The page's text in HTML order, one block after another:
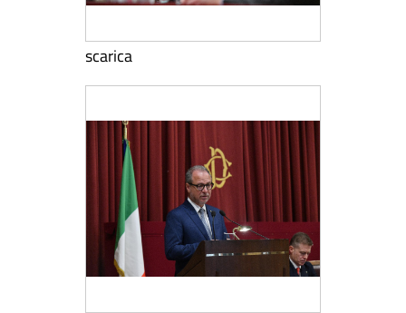
scarica